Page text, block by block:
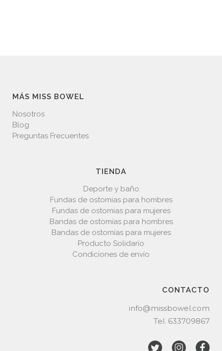
MÁS MISS BOWEL
Nosotros
Blog
Preguntas Frecuentes
TIENDA
Deporte y baño
Fundas de ostomías para hombres
Fundas de ostomías para mujeres
Bandas de ostomías para hombres
Bandas de ostomías para mujeres
Producto Solidario
Condiciones de envío
CONTACTO
info@missbowel.com
Tel. 633709867